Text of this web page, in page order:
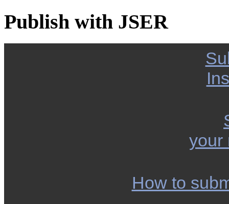
Publish with JSER
your
How to